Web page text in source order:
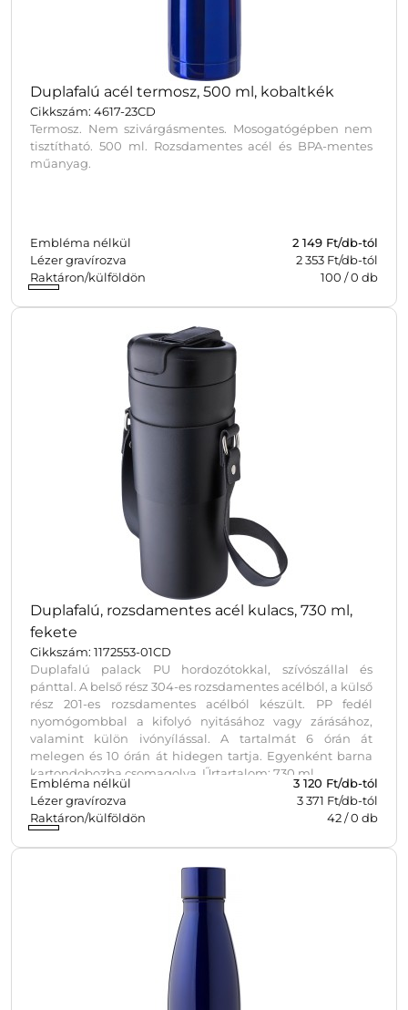
Duplafalú acél termosz, 500 ml, kobaltkék
Cikkszám: 4617-23CD
Termosz. Nem szivárgásmentes. Mosogatógépben nem
tisztítható. 500 ml. Rozsdamentes acél és BPA-mentes
műanyag.
Embléma nélkül 2 149 Ft/db-tól
Lézer gravírozva
2 353 Ft/db-tól
Raktáron/külföldön
100 /0 db
Duplafalú, rozsdamentes acél kulacs, 730 ml,
fekete
Cikkszám: 1172553-01CD
Duplafalú palack PU hordozótokkal, szívószállal és
pánttal. A belső rész 304-es rozsdamentes acélból, a külső
rész 201-es rozsdamentes acélból készült. PP fedél
nyomógombbal a kifolyó nyitásához vagy zárásához,
valamint külön ivónyílással. A tartalmát 6 órán át
melegen és 10 órán át hidegen tartja. Egyenként barna
kartondobozba csomagolva. Űrtartalom: 730 ml.
Embléma nélkül 3 120 Ft/db-tól
Lézer gravírozva
3 371 Ft/db-tól
Raktáron/külföldön
42/0 db